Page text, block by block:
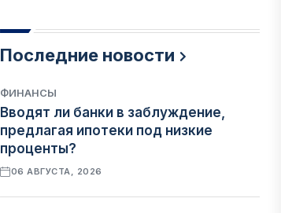
Последние новости
ФИНАНСЫ
Вводят ли банки в заблуждение,
предлагая ипотеки под низкие
проценты?
06 АВГУСТА, 2026